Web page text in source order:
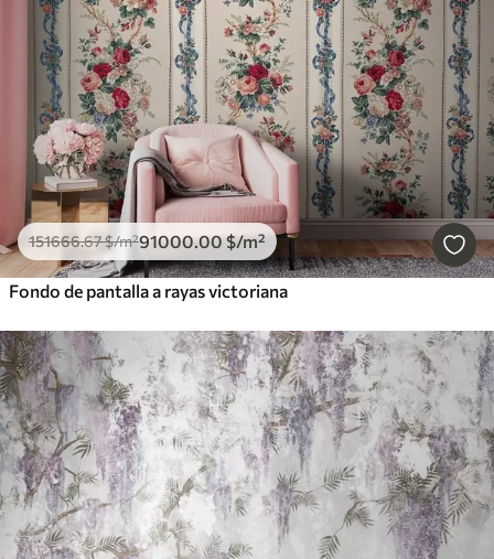
151666.67$/m²91000.00$/m²
Fondo de pantalla a rayas victoriana